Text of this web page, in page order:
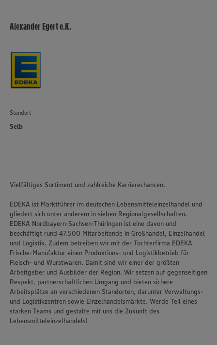
Alexander Egert e.K.
Standort
Selb
Vielfältiges Sortiment und zahlreiche Karrierechancen.
EDEKA ist Marktführer im deutschen Lebensmitteleinzelhandel und
gliedert sich unter anderem in sieben Regionalgesellschaften.
EDEKA Nordbayern-Sachsen-Thüringen ist eine davon und
beschäftigt rund 47.500 Mitarbeitende in Großhandel, Einzelhandel
und Logistik. Zudem betreiben wir mit der Tochterfirma EDEKA
Frische-Manufaktur einen Produktions- und Logistikbetrieb für
Fleisch- und Wurstwaren. Damit sind wir einer der größten
Arbeitgeber und Ausbilder der Region. Wir setzen auf gegenseitigen
Respekt, partnerschaftlichen Umgang und bieten sichere
Arbeitsplätze an verschiedenen Standorten, darunter Verwaltungs-
und Logistikzentren sowie Einzelhandelsmärkte. Werde Teil eines
starken Teams und gestalte mit uns die Zukunft des
Lebensmitteleinzelhandels!